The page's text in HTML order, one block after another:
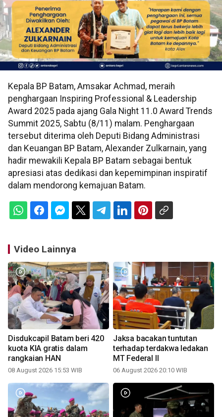
Kepala BP Batam, Amsakar Achmad, meraih
penghargaan Inspiring Professional & Leadership
Award 2025 pada ajang Gala Night 11.0 Award Trends
Summit 2025, Sabtu (8/11) malam. Penghargaan
tersebut diterima oleh Deputi Bidang Administrasi
dan Keuangan BP Batam, Alexander Zulkarnain, yang
hadir mewakili Kepala BP Batam sebagai bentuk
apresiasi atas dedikasi dan kepemimpinan inspiratif
dalam mendorong kemajuan Batam.
Video Lainnya
Disdukcapil Batam beri 420
kuota KIA gratis dalam
rangkaian HAN
08 August 2026 15:53 WIB
Jaksa bacakan tuntutan
terhadap terdakwa ledakan
MT Federal II
06 August 2026 20:10 WIB